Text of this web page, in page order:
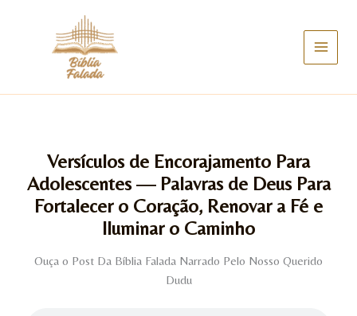
Versículos de Encorajamento Para
Adolescentes — Palavras de Deus Para
Fortalecer o Coração, Renovar a Fé e
Iluminar o Caminho
Ouça o Post Da Bíblia Falada Narrado Pelo Nosso Querido
Dudu